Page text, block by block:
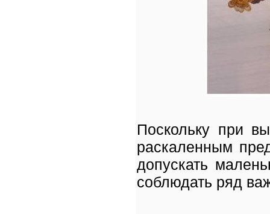
Поскольку при
раскаленным
допускать
соблюдать ряд